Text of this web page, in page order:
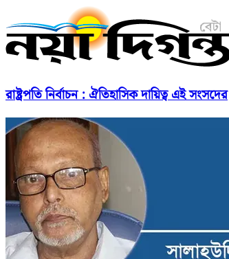
রাষ্ট্রপতি নির্বাচন : ঐতিহাসিক দায়িত্ব এই সংসদের